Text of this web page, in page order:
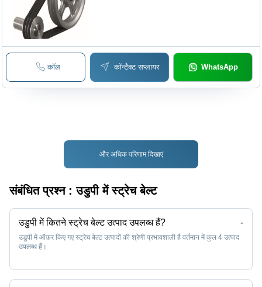
कॉल कॉन्टैक्ट सप्लायर WhatsApp
और अधिक परिणाम दिखाएं
संबंधित प्रश्न :उडुपी में स्ट्रेच बेल्ट
उडुपी में कितने स्ट्रेच बेल्ट उत्पाद उपलब्ध हैं? -
उडुपी में ऑफ़र किए गए स्ट्रेच बेल्ट उत्पादों की श्रेणी प्रभावशाली है वर्तमान में कुल 4 उत्पाद
उपलब्ध हैं।